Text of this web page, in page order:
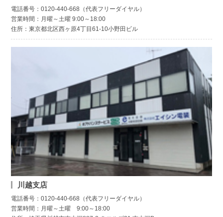
電話番号：0120-440-668（代表フリーダイヤル）
営業時間：月曜～土曜 9:00～18:00
住所：東京都北区西ヶ原4丁目61-10小野田ビル
川越支店
電話番号：0120-440-668（代表フリーダイヤル）
営業時間：月曜～土曜 9:00～18:00